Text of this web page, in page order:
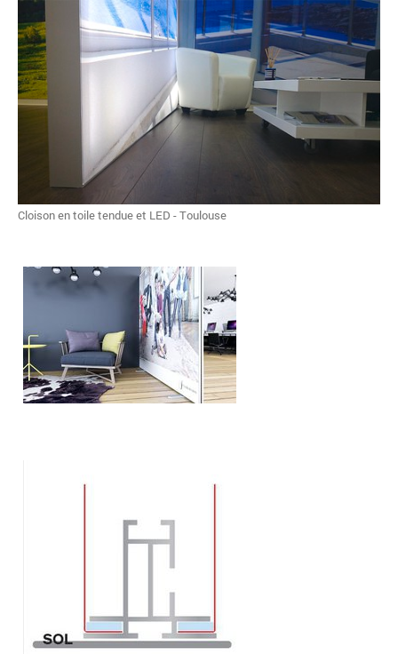
Cloison en toile tendue et LED - Toulouse